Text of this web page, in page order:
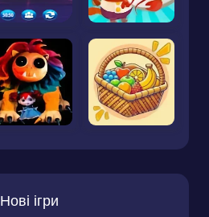
Нові ігри